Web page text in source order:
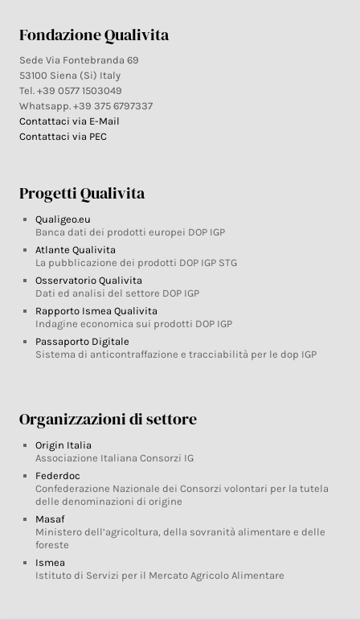
Fondazione Qualivita
Sede Via Fontebranda 69
53100 Siena (Si) Italy
Tel. +39 0577 1503049
Whatsapp. +39 375 6797337
Contattaci via E-Mail
Contattaci via PEC
Progetti Qualivita
Qualigeo.eu
Banca dati dei prodotti europei DOP IGP
Atlante Qualivita
La pubblicazione dei prodotti DOP IGP STG
Osservatorio Qualivita
Dati ed analisi del settore DOP IGP
Rapporto Ismea Qualivita
Indagine economica sui prodotti DOP IGP
Passaporto Digitale
Sistema di anticontraffazione e tracciabilità per le dop IGP
Organizzazioni di settore
Origin Italia
Associazione Italiana Consorzi IG
Federdoc
Confederazione Nazionale dei Consorzi volontari per la tutela
delle denominazioni di origine
Masaf
Ministero dell’agricoltura, della sovranità alimentare e delle
foreste
Ismea
Istituto di Servizi per il Mercato Agricolo Alimentare